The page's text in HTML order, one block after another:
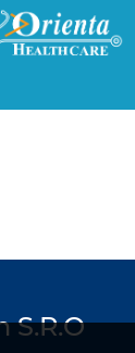
S.R.O